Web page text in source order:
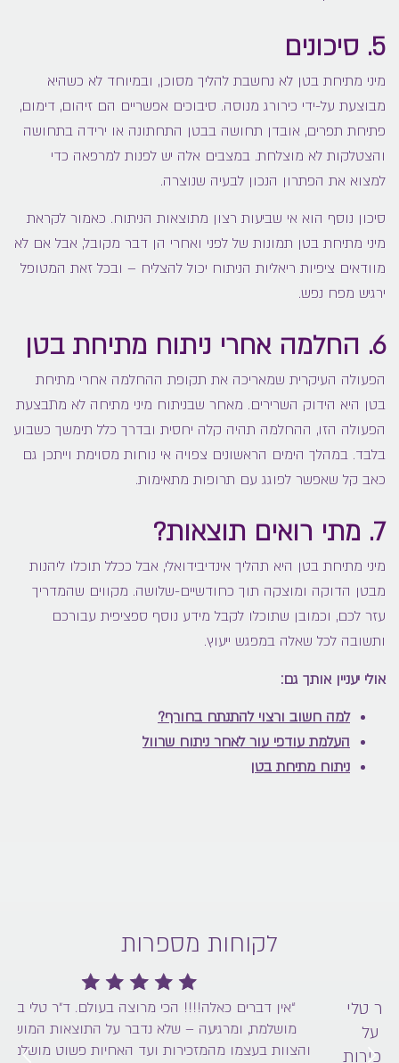
5. סיכונים
מיני מתיחת בטן לא נחשבת להליך מסוכן, ובמיוחד לא כשהיא
מבוצעת על-ידי כירורג מנוסה. סיבוכים אפשריים הם זיהום, דימום,
פתיחת תפרים, אובדן תחושה בבטן התחתונה או ירידה בתחושה
והצטלקות לא מוצלחת. במצבים אלה יש לפנות למרפאה כדי
למצוא את הפתרון הנכון לבעיה שנוצרה.
סיכון נוסף הוא אי שביעות רצון מתוצאות הניתוח. כאמור לקראת
מיני מתיחת בטן תמונות של לפני ואחרי הן דבר מקובל, אבל אם לא
מוודאים ציפיות ריאליות הניתוח יכול להצליח – ובכל זאת המטופל
ירגיש מפח נפש.
6. החלמה אחרי ניתוח מתיחת בטן
הפעולה העיקרית שמאריכה את תקופת ההחלמה אחרי מתיחת
בטן היא הידוק השרירים. מאחר שבניתוח מיני מתיחה לא מתבצעת
הפעולה הזו, ההחלמה תהיה קלה יחסית ובדרך כלל תימשך כשבוע
בלבד. במהלך הימים הראשונים צפויה אי נוחות מסוימת וייתכן גם
כאב קל שאפשר לפוגג עם תרופות מתאימות.
7. מתי רואים תוצאות?
מיני מתיחת בטן היא תהליך אינדיבידואלי, אבל ככלל תוכלו ליהנות
מבטן הדוקה ומוצקה תוך כחודשיים-שלושה. מקווים שהמדריך
עזר לכם, וכמובן שתוכלו לקבל מידע נוסף ספציפית עבורכם
ותשובה לכל שאלה במפגש ייעוץ.
אולי יעניין אותך גם:
למה חשוב ורצוי להתנתח בחורף?
העלמת עודפי עור לאחר ניתוח שרוול
ניתוח מתיחת בטן
לקוחות מספרות
“אין דברים כאלה!!!! הכי מרוצה בעולם. ד״ר טלי בעצמה
מושלמת, ומרגיעה – שלא נדבר על התוצאות המושלמות.
והצוות בעצמו מהמזכירות ועד האחיות פשוט מושלם מושלם